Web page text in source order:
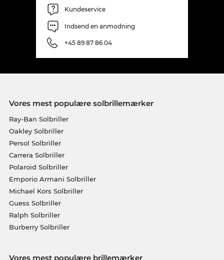
Kundeservice
Indsend en anmodning
+45 89 87 86 04
Vores mest populære solbrillemærker
Ray-Ban Solbriller
Oakley Solbriller
Persol Solbriller
Carrera Solbriller
Polaroid Solbriller
Emporio Armani Solbriller
Michael Kors Solbriller
Guess Solbriller
Ralph Solbriller
Burberry Solbriller
Vores mest populære brillemærker